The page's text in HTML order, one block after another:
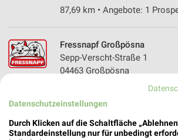
87,69 km • Angebote: 1
Fressnapf Großpösna
Sepp-Verscht-Straße 1
04463 Großpösna
Heute 09:00 - 19:00 Uhr |
152,54 km • Angebote: 1
Datenschutzeinstellungen
Durch Klicken auf die Schaltfläche
Standardeinstellung nur für unbedingt